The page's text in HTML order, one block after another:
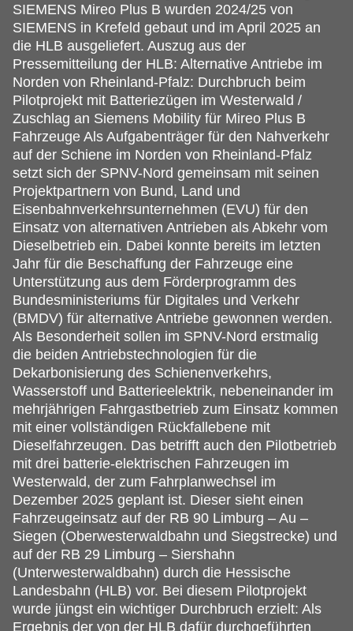
SIEMENS Mireo Plus B wurden 2024/25 von
SIEMENS in Krefeld gebaut und im April 2025 an
die HLB ausgeliefert. Auszug aus der
Pressemitteilung der HLB: Alternative Antriebe im
Norden von Rheinland-Pfalz: Durchbruch beim
Pilotprojekt mit Batteriezügen im Westerwald /
Zuschlag an Siemens Mobility für Mireo Plus B
Fahrzeuge Als Aufgabenträger für den Nahverkehr
auf der Schiene im Norden von Rheinland-Pfalz
setzt sich der SPNV-Nord gemeinsam mit seinen
Projektpartnern von Bund, Land und
Eisenbahnverkehrsunternehmen (EVU) für den
Einsatz von alternativen Antrieben als Abkehr vom
Dieselbetrieb ein. Dabei konnte bereits im letzten
Jahr für die Beschaffung der Fahrzeuge eine
Unterstützung aus dem Förderprogramm des
Bundesministeriums für Digitales und Verkehr
(BMDV) für alternative Antriebe gewonnen werden.
Als Besonderheit sollen im SPNV-Nord erstmalig
die beiden Antriebstechnologien für die
Dekarbonisierung des Schienenverkehrs,
Wasserstoff und Batterieelektrik, nebeneinander im
mehrjährigen Fahrgastbetrieb zum Einsatz kommen
mit einer vollständigen Rückfallebene mit
Dieselfahrzeugen. Das betrifft auch den Pilotbetrieb
mit drei batterie-elektrischen Fahrzeugen im
Westerwald, der zum Fahrplanwechsel im
Dezember 2025 geplant ist. Dieser sieht einen
Fahrzeugeinsatz auf der RB 90 Limburg – Au –
Siegen (Oberwesterwaldbahn und Siegstrecke) und
auf der RB 29 Limburg – Siershahn
(Unterwesterwaldbahn) durch die Hessische
Landesbahn (HLB) vor. Bei diesem Pilotprojekt
wurde jüngst ein wichtiger Durchbruch erzielt: Als
Ergebnis der von der HLB dafür durchgeführten